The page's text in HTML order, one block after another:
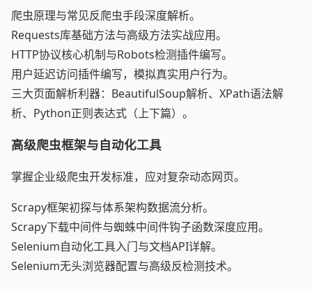
爬虫原理与常见反爬虫手段深度解析。
Requests库基础方法与高级方法实战应用。
HTTP协议核心机制与Robots检测插件编写。
用户延迟访问插件编写，模拟真实用户行为。
三大页面解析利器：BeautifulSoup解析、XPath语法解
析、Python正则表达式（上下篇）。
高级爬虫框架与自动化工具
掌握企业级爬虫开发标准，应对复杂动态网页。
Scrapy框架初探与体系架构数据流分析。
Scrapy下载中间件与蜘蛛中间件钩子函数深度应用。
Selenium自动化工具入门与文档API详解。
Selenium无头浏览器配置与高级反检测技术。